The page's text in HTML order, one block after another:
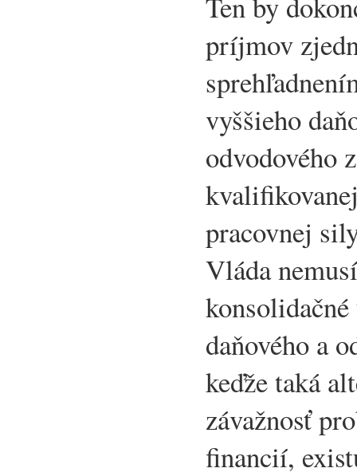
príjmov
vyššieho
odvodového
pracovnej
Vláda
daňového a
keďže taká
závažnosť
financií,